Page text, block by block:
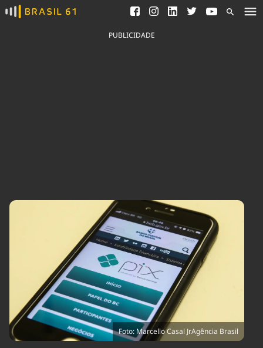
Ver todas as notícias
Saneamento
Indicadores
Comportamento
Cultura
Economia
Educação
Infraestrutura
Internacional
Meio Ambiente
Podcast
Política
Saúde
Tempo
PUBLICIDADE
Foto: Marcello Casal JrAgência Brasil